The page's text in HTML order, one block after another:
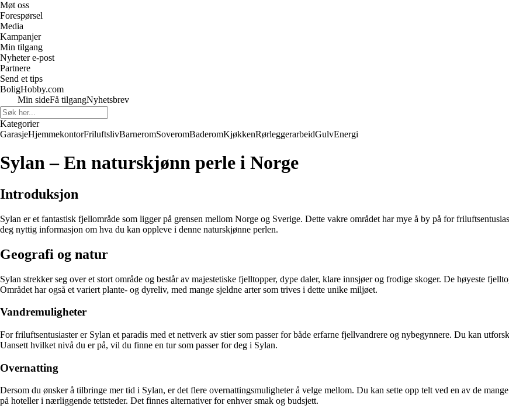
Møt oss
Forespørsel
Media
Kampanjer
Min tilgang
Nyheter e-post
Partnere
Send et tips
BoligHobby.com
Min sideFå tilgangNyhetsbrev
Kategorier
GarasjeHjemmekontorFriluftslivBarneromSoveromBaderomKjøkkenRørleggerarbeidGulvEnergi
Sylan – En naturskjønn perle i Norge
Introduksjon
Sylan er et fantastisk fjellområde som ligger på grensen mellom Norge og Sverige. Dette vakre området har mye å by på for
deg nyttig informasjon om hva du kan oppleve i denne naturskjønne perlen.
Geografi og natur
Sylan strekker seg over et stort område og består av majestetiske fjelltopper, dype daler, klare innsjøer og frodige skoger. De høyeste
Området har også et variert plante- og dyreliv, med mange sjeldne arter som trives i dette unike miljøet.
Vandremuligheter
For friluftsentusiaster er Sylan et paradis med et nettverk av stier som passer for både erfarne fjellvandrere og nybegynnere. Du kan
Uansett hvilket nivå du er på, vil du finne en tur som passer for deg i Sylan.
Overnatting
Dersom du ønsker å tilbringe mer tid i Sylan, er det flere overnattingsmuligheter å velge mellom. Du kan sette opp telt ved en av de
på hoteller i nærliggende tettsteder. Det finnes alternativer for enhver smak og budsjett.